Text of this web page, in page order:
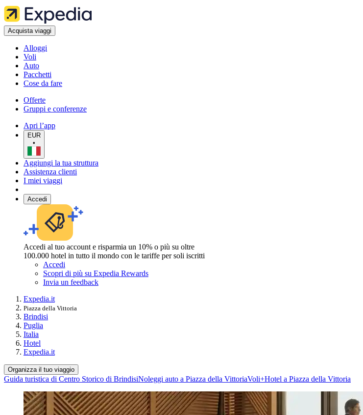
Acquista viaggi
Alloggi
Voli
Auto
Pacchetti
Cose da fare
Offerte
Gruppi e conferenze
Apri l’app
EUR
•
Aggiungi la tua struttura
Assistenza clienti
I miei viaggi
Accedi
Accedi al tuo account e risparmia un 10% o più su oltre
100.000 hotel in tutto il mondo con le tariffe per soli iscritti
Accedi
Scopri di più su Expedia Rewards
Invia un feedback
Expedia.it
Piazza della Vittoria
Brindisi
Puglia
Italia
Hotel
Expedia.it
Organizza il tuo viaggio
Guida turistica di Centro Storico di BrindisiNoleggi auto a Piazza della VittoriaVoli+Hotel a Piazza della Vittoria